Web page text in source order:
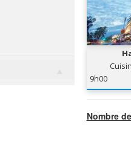
9h00
Nombre